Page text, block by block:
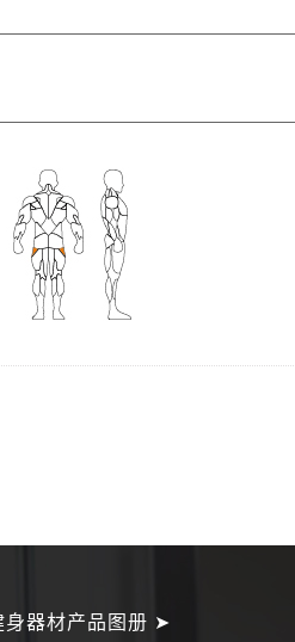
身器材产品图册 ➤